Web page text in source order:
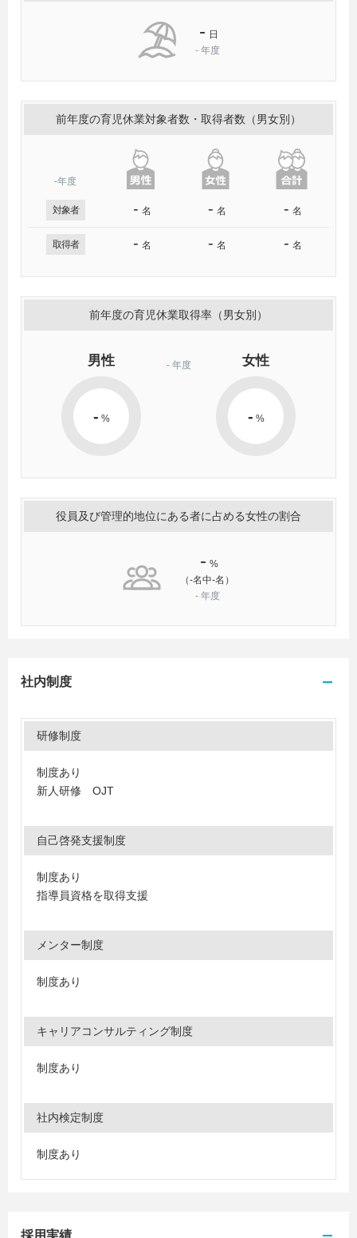
- 日
- 年度
前年度の育児休業対象者数・取得者数（男女別）
-年度
対象者 - 名 - 名 - 名
取得者 - 名 - 名 - 名
前年度の育児休業取得率（男女別）
- 年度
男性
- %
女性
- %
役員及び管理的地位にある者に占める女性の割合
- %
（-名中-名）
- 年度
社内制度
研修制度
制度あり
新人研修 OJT
自己啓発支援制度
制度あり
指導員資格を取得支援
メンター制度
制度あり
キャリアコンサルティング制度
制度あり
社内検定制度
制度あり
採用実績